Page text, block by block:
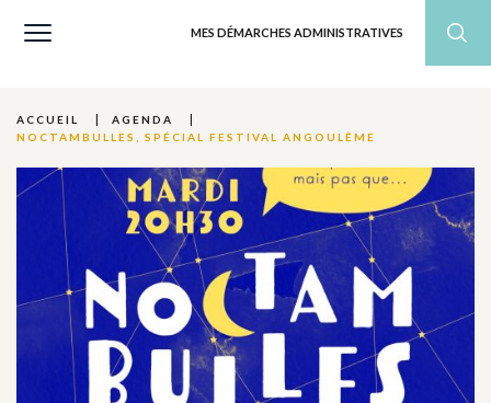
MES DÉMARCHES ADMINISTRATIVES
ACCUEIL
AGENDA
NOCTAMBULLES, SPÉCIAL FESTIVAL ANGOULÊME